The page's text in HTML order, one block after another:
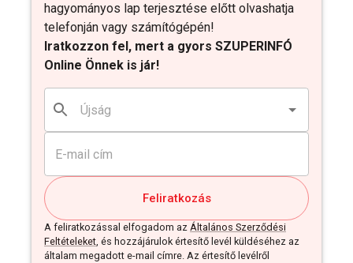
hagyományos lap terjesztése előtt olvashatja
telefonján vagy számítógépén!
Iratkozzon fel, mert a gyors SZUPERINFÓ
Online Önnek is jár!
Feliratkozás
A feliratkozással elfogadom az Általános Szerződési
Feltételeket, és hozzájárulok értesítő levél küldéséhez az
általam megadott e-mail címre. Az értesítő levélről